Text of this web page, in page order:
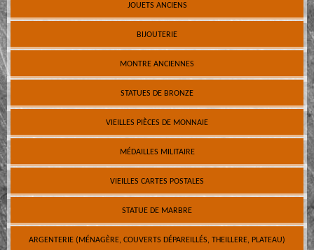
JOUETS ANCIENS
BIJOUTERIE
MONTRE ANCIENNES
STATUES DE BRONZE
VIEILLES PIÈCES DE MONNAIE
MÉDAILLES MILITAIRE
VIEILLES CARTES POSTALES
STATUE DE MARBRE
ARGENTERIE (MÉNAGÈRE, COUVERTS DÉPAREILLÉS, THEILLERE, PLATEAU)